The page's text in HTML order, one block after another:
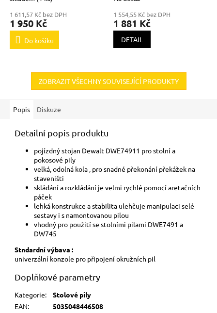
1 611,57 Kč bez DPH
1 950 Kč
Do košíku
1 554,55 Kč bez DPH
1 881 Kč
DETAIL
ZOBRAZIT VŠECHNY SOUVISEJÍCÍ PRODUKTY
Popis Diskuze
Detailní popis produktu
pojízdný stojan Dewalt DWE74911 pro stolní a
pokosové pily
velká, odolná kola , pro snadné překonání překážek na
staveništi
skládání a rozkládání je velmi rychlé pomocí aretačních
páček
lehká konstrukce a stabilita ulehčuje manipulaci selé
sestavy i s namontovanou pilou
vhodný pro použití se stolními pilami DWE7491 a
DW745
Stndardní výbava :
univerzální konzole pro připojení okružních pil
Doplňkové parametry
Kategorie:
Stolové pily
EAN:
5035048446508